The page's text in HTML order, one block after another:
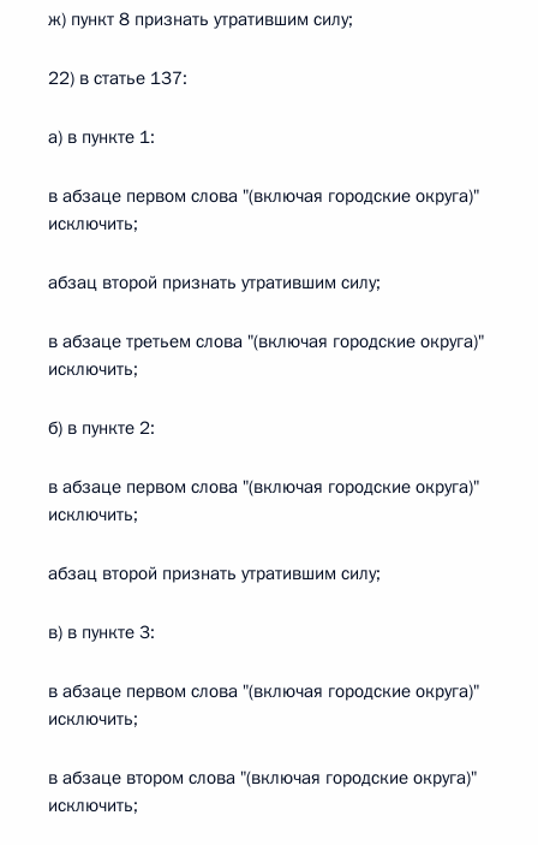
ж) пункт 8 признать утратившим силу;
22) в статье 137:
а) в пункте 1:
в абзаце первом слова "(включая городские округа)"
исключить;
абзац второй признать утратившим силу;
в абзаце третьем слова "(включая городские округа)"
исключить;
б) в пункте 2:
в абзаце первом слова "(включая городские округа)"
исключить;
абзац второй признать утратившим силу;
в) в пункте 3:
в абзаце первом слова "(включая городские округа)"
исключить;
в абзаце втором слова "(включая городские округа)"
исключить;